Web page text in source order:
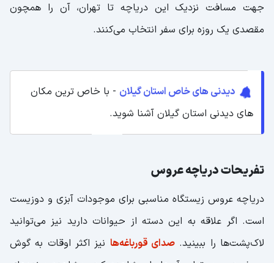
جهت مسافت نزدیک این دریاچه تا تهران، آن را همچون
مقصدی یک ‌روزه برای سفر انتخاب می‌کنند.
دیدنی های خاص استان گیلان - با خاص ترین مکان
های دیدنی استان گیلان آشنا شوید.
تفریحات دریاچه عروس
دریاچه عروس زیستگاه مناسبی برای موجودات آبزی و دوزیست
است. اگر علاقه به این دسته از حیوانات دارید نیز می‌توانید
لاک‌پشت‌ها را ببینید. صدای قورباغه‌ها نیز اکثر اوقات به گوش